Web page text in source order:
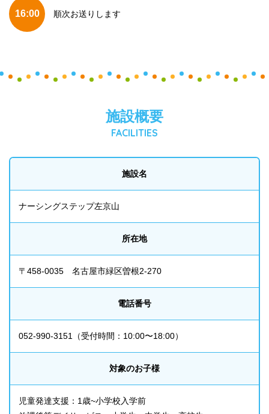
16:00 順次お送りします
施設概要
FACILITIES
施設名
ナーシングステップ左京山
所在地
〒458-0035 名古屋市緑区曽根2-270
電話番号
052-990-3151 （受付時間：10:00〜18:00）
対象のお子様
児童発達支援：1歳~小学校入学前